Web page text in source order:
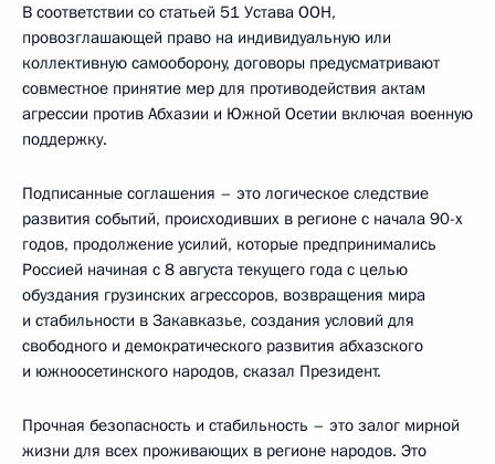
В соответствии со статьей 51 Устава ООН,
провозглашающей право на индивидуальную или
коллективную самооборону, договоры предусматривают
совместное принятие мер для противодействия актам
агрессии против Абхазии и Южной Осетии включая военную
поддержку.
Подписанные соглашения – это логическое следствие
развития событий, происходивших в регионе с начала 90-х
годов, продолжение усилий, которые предпринимались
Россией начиная с 8 августа текущего года с целью
обуздания грузинских агрессоров, возвращения мира
и стабильности в Закавказье, создания условий для
свободного и демократического развития абхазского
и южноосетинского народов, сказал Президент.
Прочная безопасность и стабильность – это залог мирной
жизни для всех проживающих в регионе народов. Это